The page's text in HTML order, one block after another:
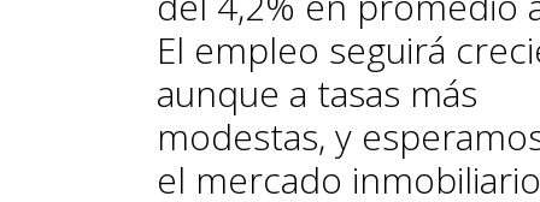
El empleo seguirá
aunque a tasas más
modestas, y
el mercado